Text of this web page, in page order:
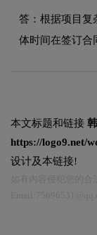
答：根据项目复
体时间在签订合
本文标题和链接
https://logo9.net/
设计及本链接!